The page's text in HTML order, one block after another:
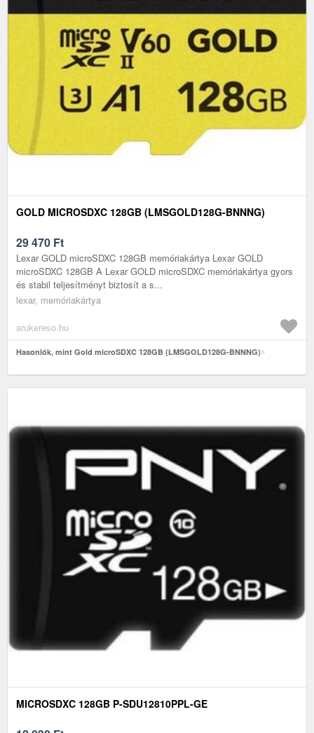
GOLD MICROSDXC 128GB (LMSGOLD128G-BNNNG)
29 470 Ft
Lexar GOLD microSDXC 128GB memóriakártya Lexar GOLD
microSDXC 128GB A Lexar GOLD microSDXC memóriakártya gyors
és stabil teljesítményt biztosít a s...
lexar, memóriakártya
arukereso.hu
Hasonlók, mint Gold microSDXC 128GB (LMSGOLD128G-BNNNG)
MICROSDXC 128GB P-SDU12810PPL-GE